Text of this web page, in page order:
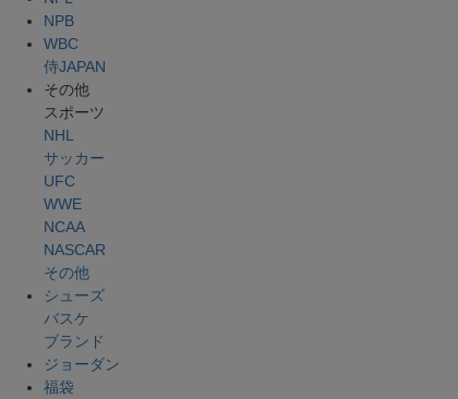
NPB
WBC
侍JAPAN
その他
スポーツ
NHL
サッカー
UFC
WWE
NCAA
NASCAR
その他
シューズ
バスケ
ブランド
ジョーダン
福袋